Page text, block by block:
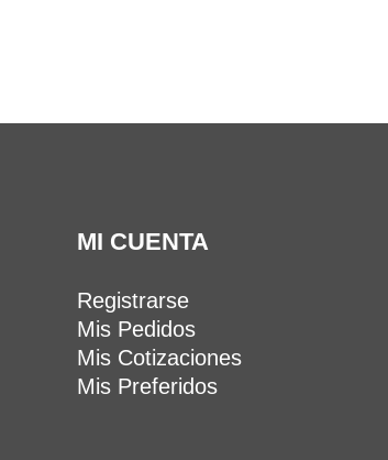
MI CUENTA
Registrarse
Mis Pedidos
Mis Cotizaciones
Mis Preferidos